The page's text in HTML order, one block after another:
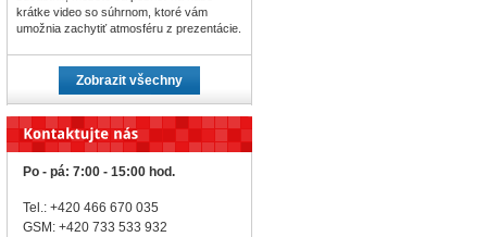
krátke video so súhrnom, ktoré vám
umožnia zachytiť atmosféru z prezentácie.
Zobrazit všechny
Po - pá: 7:00 - 15:00 hod.
Tel.: +420 466 670 035
GSM: +420 733 533 932